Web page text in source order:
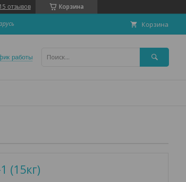
Корзина
15 отзывов
Корзина
работы
(15кг)